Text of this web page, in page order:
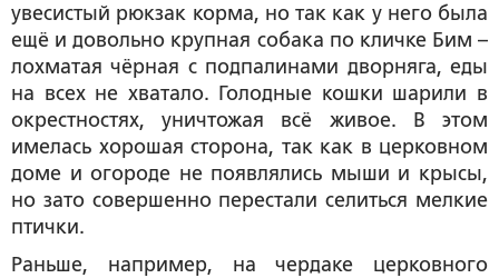
увесистый рюкзак корма, но так как у него была
ещё и довольно крупная собака по кличке Бим –
лохматая чёрная с подпалинами дворняга, еды
на всех не хватало. Голодные кошки шарили в
окрестностях, уничтожая всё живое. В этом
имелась хорошая сторона, так как в церковном
доме и огороде не появлялись мыши и крысы,
но зато совершенно перестали селиться мелкие
птички.
Раньше, например, на чердаке церковного